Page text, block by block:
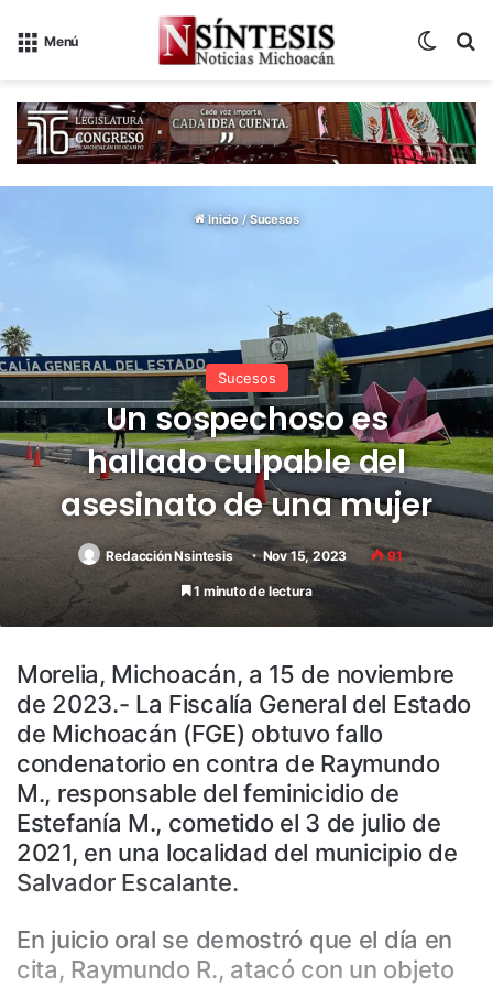
Menú
Inicio / Sucesos
Sucesos
Un sospechoso es
hallado culpable del
asesinato de una mujer
Redacción Nsintesis Nov 15, 2023 91
1 minuto de lectura
Morelia, Michoacán, a 15 de noviembre
de 2023.- La Fiscalía General del Estado
de Michoacán (FGE) obtuvo fallo
condenatorio en contra de Raymundo
M., responsable del feminicidio de
Estefanía M., cometido el 3 de julio de
2021, en una localidad del municipio de
Salvador Escalante.
En juicio oral se demostró que el día en
cita, Raymundo R., atacó con un objeto